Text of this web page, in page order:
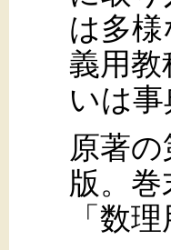
は多
義用教
いは
原著
版。
「数